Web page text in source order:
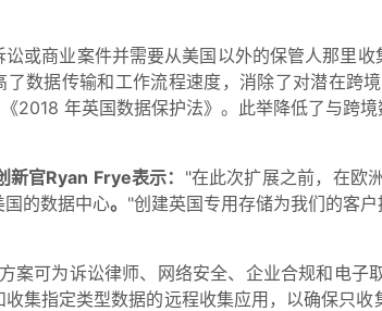
讼或商业案件并需要从美国以外的保管人那里
了数据传输和工作流程速度，消除了对潜在跨
2018 年英国数据保护法》。此举降低了与跨
官Ryan Frye表示： "在此次扩展之前，在欧
的数据中心。 "创建英国专用存储为我们的客
案可为诉讼律师、网络安全、企业合规和电
集指定类型数据的远程收集应用，以确保只